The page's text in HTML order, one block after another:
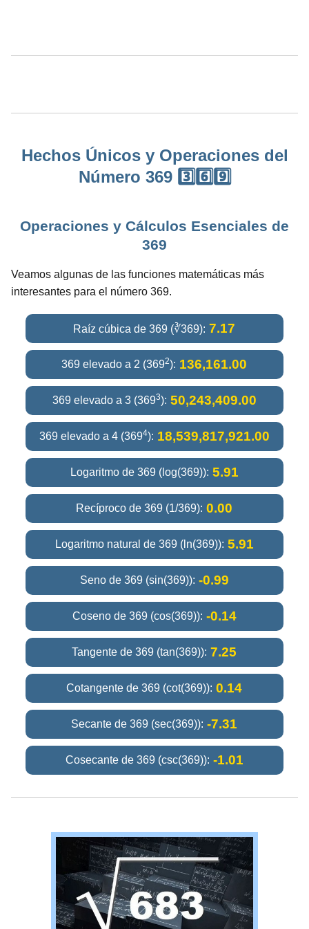
Hechos Únicos y Operaciones del
Número 369 3️⃣6️⃣9️⃣
Operaciones y Cálculos Esenciales de
369
Veamos algunas de las funciones matemáticas más
interesantes para el número 369.
Raíz cúbica de 369 (∛369): 7.17
369 elevado a 2 (3692): 136,161.00
369 elevado a 3 (3693): 50,243,409.00
369 elevado a 4 (3694): 18,539,817,921.00
Logaritmo de 369 (log(369)): 5.91
Recíproco de 369 (1/369): 0.00
Logaritmo natural de 369 (ln(369)): 5.91
Seno de 369 (sin(369)): -0.99
Coseno de 369 (cos(369)): -0.14
Tangente de 369 (tan(369)): 7.25
Cotangente de 369 (cot(369)): 0.14
Secante de 369 (sec(369)): -7.31
Cosecante de 369 (csc(369)): -1.01